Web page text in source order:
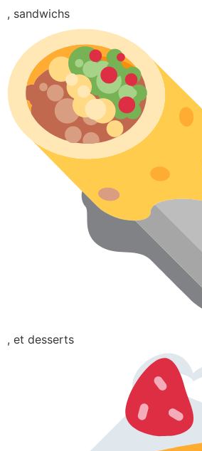
, sandwichs
, et desserts